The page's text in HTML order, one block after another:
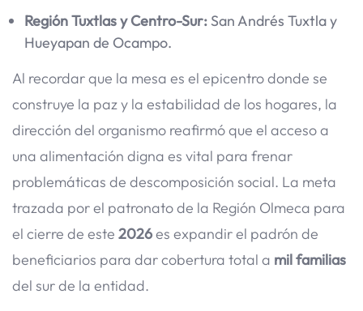
Región Tuxtlas y Centro-Sur: San Andrés Tuxtla y
Hueyapan de Ocampo.
Al recordar que la mesa es el epicentro donde se
construye la paz y la estabilidad de los hogares, la
dirección del organismo reafirmó que el acceso a
una alimentación digna es vital para frenar
problemáticas de descomposición social. La meta
trazada por el patronato de la Región Olmeca para
el cierre de este 2026es expandir el padrón de
beneficiarios para dar cobertura total a mil familias
del sur de la entidad.